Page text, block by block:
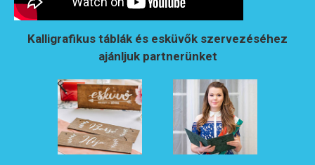
Kalligrafikus táblák és esküvők szervezéséhez
ajánljuk partnerünket